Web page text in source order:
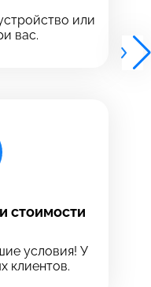
или
вас.
стоимости
условия! У
клиентов.